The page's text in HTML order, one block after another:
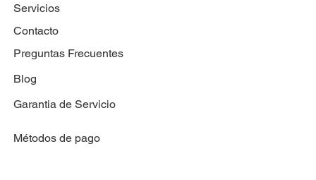
Servicios
Contacto
Preguntas Frecuentes
Blog
Garantia de Servicio
Métodos de pago